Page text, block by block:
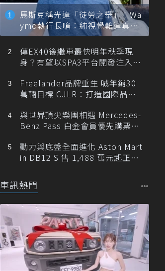
馬斯克稱光達「徒勞之舉」！Wa
ymo執行長嗆：純視覺難達真正
自動駕駛
傳EX40後繼車最快明年秋季現
身？有望以SPA3平台開發注入80
Freelander品牌重生 喊年銷30
萬輛目標 CJLR：打造國際品牌
與世界頂尖樂團相遇 Mercedes-
Benz Pass 白金會員優先購票維
動力與底盤全面進化 Aston Mart
in DB12 S 售 1,488 萬元起正式
車訊熱門